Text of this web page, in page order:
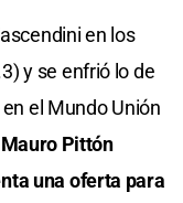
en los
y se enfrió lo de
el Mundo Unión
Mauro Pittón
una oferta para